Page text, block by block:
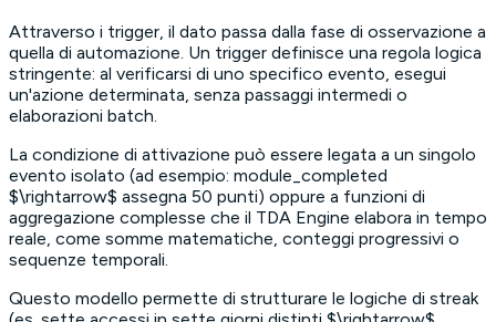
Attraverso i trigger, il dato passa dalla fase di osservazione a
quella di automazione. Un trigger definisce una regola logica
stringente: al verificarsi di uno specifico evento, esegui
un'azione determinata, senza passaggi intermedi o
elaborazioni batch.
La condizione di attivazione può essere legata a un singolo
evento isolato (ad esempio: module_completed
$\rightarrow$ assegna 50 punti) oppure a funzioni di
aggregazione complesse che il TDA Engine elabora in tempo
reale, come somme matematiche, conteggi progressivi o
sequenze temporali.
Questo modello permette di strutturare le logiche di streak